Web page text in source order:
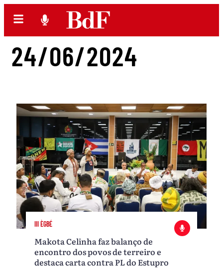
24/06/2024
III ÈGBÉ
Makota Celinha faz balanço de
encontro dos povos de terreiro e
destaca carta contra PL do Estupro